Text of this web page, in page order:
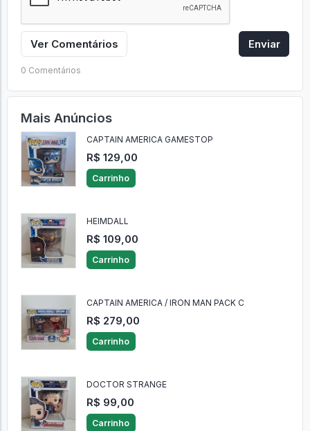
Ver Comentários Enviar
0 Comentários
Mais Anúncios
CAPTAIN AMERICA GAMESTOP
R$ 129,00
Carrinho
HEIMDALL
R$ 109,00
Carrinho
CAPTAIN AMERICA / IRON MAN PACK C
R$ 279,00
Carrinho
DOCTOR STRANGE
R$ 99,00
Carrinho